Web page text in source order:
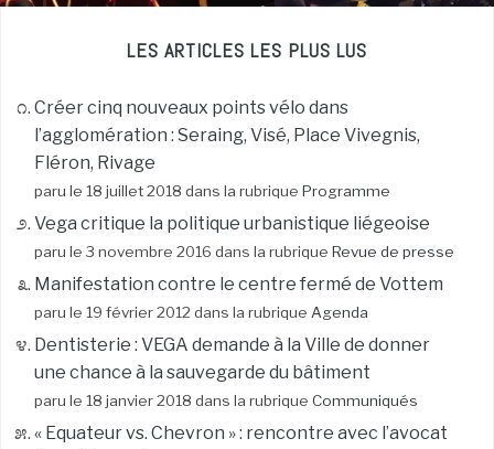
LES ARTICLES LES PLUS LUS
Créer cinq nouveaux points vélo dans
l’agglomération : Seraing, Visé, Place Vivegnis,
Fléron, Rivage
paru le 18 juillet 2018 dans la rubrique Programme
Vega critique la politique urbanistique liégeoise
paru le 3 novembre 2016 dans la rubrique Revue de presse
Manifestation contre le centre fermé de Vottem
paru le 19 février 2012 dans la rubrique Agenda
Dentisterie : VEGA demande à la Ville de donner
une chance à la sauvegarde du bâtiment
paru le 18 janvier 2018 dans la rubrique Communiqués
« Equateur vs. Chevron » : rencontre avec l’avocat